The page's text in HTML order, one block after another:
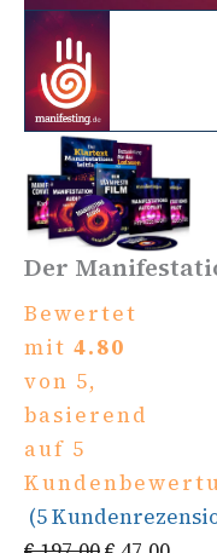
Der
Bewertet
mit 4.80
von 5,
basierend
auf 5
(5